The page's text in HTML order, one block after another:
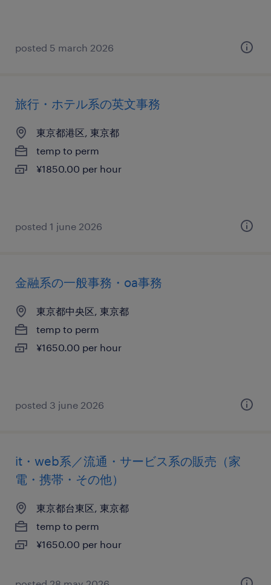
posted 5 march 2026
旅行・ホテル系の英文事務
東京都港区, 東京都
temp to perm
¥1850.00 per hour
posted 1 june 2026
金融系の一般事務・oa事務
東京都中央区, 東京都
temp to perm
¥1650.00 per hour
posted 3 june 2026
it・web系／流通・サービス系の販売（家
電・携帯・その他）
東京都台東区, 東京都
temp to perm
¥1650.00 per hour